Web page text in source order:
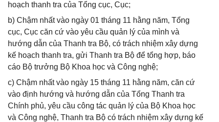
hoạch thanh tra của Tổng cục, Cục;
b) Chậm nhất vào ngày 01 tháng 11 hằng năm, Tổng
cục, Cục căn cứ vào yêu cầu quản lý của mình và
hướng dẫn của Thanh tra Bộ, có trách nhiệm xây dựng
kế hoạch thanh tra, gửi Thanh tra Bộ để tổng hợp, báo
cáo Bộ trưởng Bộ Khoa học và Công nghệ;
c) Chậm nhất vào ngày 15 tháng 11 hằng năm, căn cứ
vào định hướng và hướng dẫn của Tổng Thanh tra
Chính phủ, yêu cầu công tác quản lý của Bộ Khoa học
và Công nghệ, Thanh tra Bộ có trách nhiệm xây dựng kế